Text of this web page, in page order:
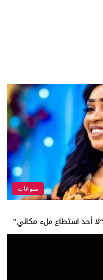
منوعات
أحد استطاع ملء مكاني”